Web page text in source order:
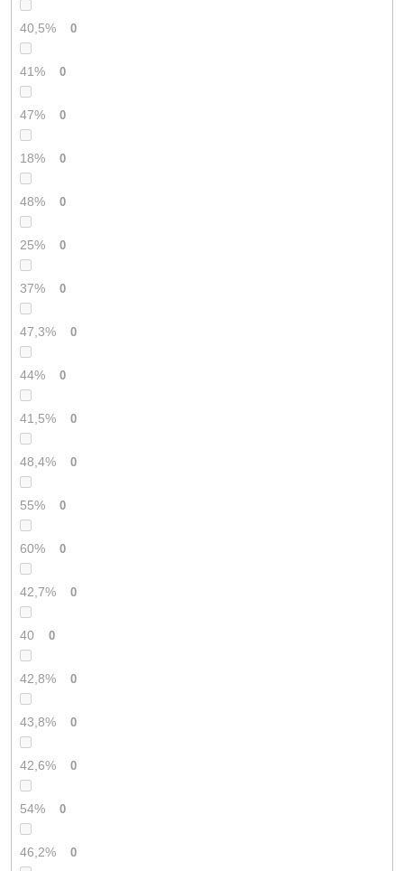
40,5% 0
41% 0
47% 0
18% 0
48% 0
25% 0
37% 0
47,3% 0
44% 0
41,5% 0
48,4% 0
55% 0
60% 0
42,7% 0
40 0
42,8% 0
43,8% 0
42,6% 0
54% 0
46,2% 0